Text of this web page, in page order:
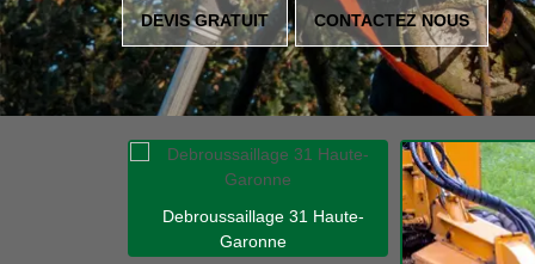
DEVIS GRATUIT CONTACTEZ NOUS
Debroussaillage 31 Haute-
Garonne